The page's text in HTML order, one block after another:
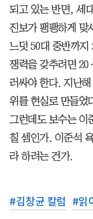
되고 있는 반면, 세
진보가 팽팽하게 맞
느덧 50대 중반까지
쟁력을 갖추려면
러싸야 한다. 지난
위를 현실로 만들었
그런데도 보수는 이
칠 셈인가. 이준석
라 하려는 건가.
#김창균 칼럼 #읽